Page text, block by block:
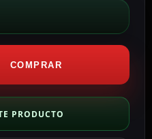
COMPRAR
PRODUCTO